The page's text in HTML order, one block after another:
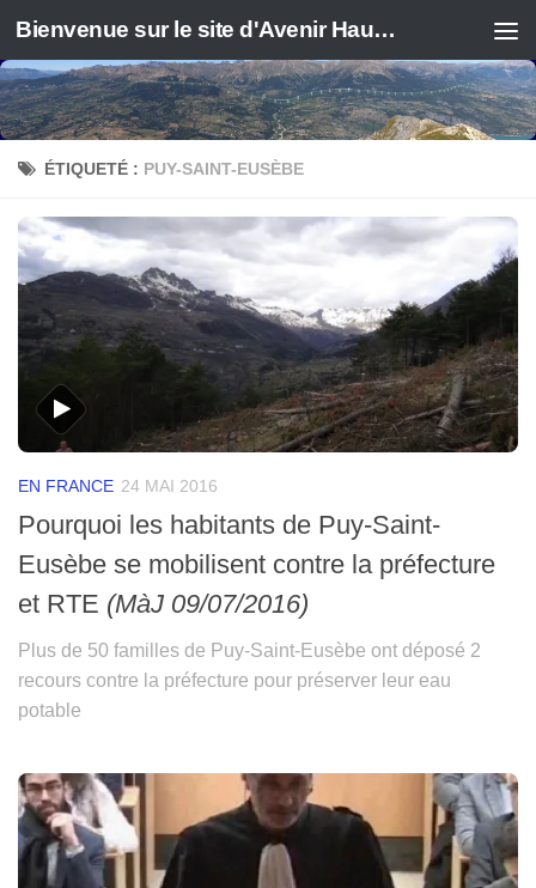
Bienvenue sur le site d'Avenir Haute Durance
ÉTIQUETÉ : PUY-SAINT-EUSÈBE
EN FRANCE 24 MAI 2016
Pourquoi les habitants de Puy-Saint-
Eusèbe se mobilisent contre la préfecture
et RTE (MàJ 09/07/2016)
Plus de 50 familles de Puy-Saint-Eusèbe ont déposé 2
recours contre la préfecture pour préserver leur eau
potable